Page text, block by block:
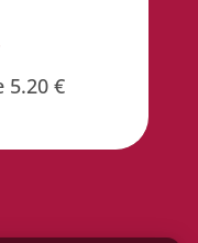
5.20 €